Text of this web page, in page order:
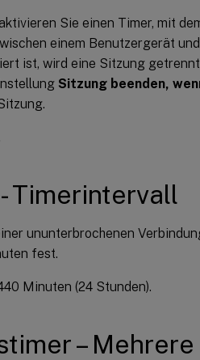
Sie einen Timer, mit
einem Benutzergerät
ist, wird eine Sitzung
Sitzung beenden,
Timerintervall
ununterbrochenen
fest.
Minuten (24 Stunden).
–